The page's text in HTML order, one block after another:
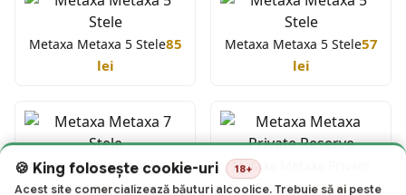
Metaxa Metaxa 5 Stele85
lei
Metaxa Metaxa 5 Stele57
lei
Metaxa Metaxa 7 Stele97
lei
Metaxa Metaxa Private
Reserve334 lei
King folosește cookie-uri 18+
Acest site comercializează băuturi alcoolice. Trebuie să ai peste